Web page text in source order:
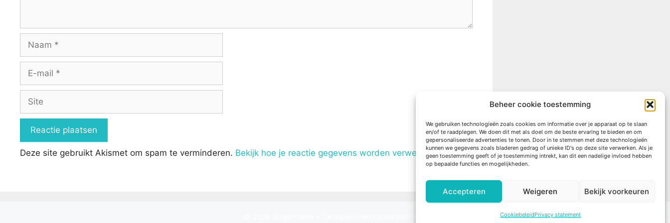
Beheer cookie toestemming
We gebruiken technologieën zoals cookies om informatie over je apparaat op te slaan
en/of te raadplegen. We doen dit met als doel om de beste ervaring te bieden en om
gepersonaliseerde advertenties te tonen. Door in te stemmen met deze technologieën
kunnen we gegevens zoals bladeren gedrag of unieke ID's op deze site verwerken. Als je
geen toestemming geeft of je toestemming intrekt, kan dit een nadelige invloed hebben
op bepaalde functies en mogelijkheden.
Accepteren Weigeren Bekijk voorkeuren
CookiebeleidPrivacy statement
mail
Deze site gebruikt Akismet om spam te verminderen. Bekijk hoe je reactie gegevens worden verwerkt.